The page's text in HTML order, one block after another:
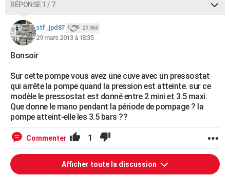
FORUM
Bricolage
Lifestyle
Culture
Sport
Auto
Television
Voyage
Cinema
RÉPONSE 1 / 7
stf_jpd87 29 968
29 mars 2013 à 18:35
Bonsoir
Sur cette pompe vous avez une cuve avec un pressostat
qui arrête la pompe quand la pression est atteinte. sur ce
modèle le pressostat est donné entre 2 mini et 3.5 maxi.
Que donne le mano pendant la période de pompage ? la
pompe atteint-elle les 3.5 bars ??
Commenter 1
Afficher toute la discussion